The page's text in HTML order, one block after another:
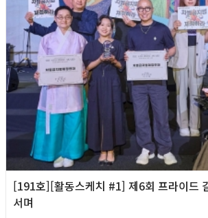
[191호][활동스케치 #1] 제6회 프라이드
서며